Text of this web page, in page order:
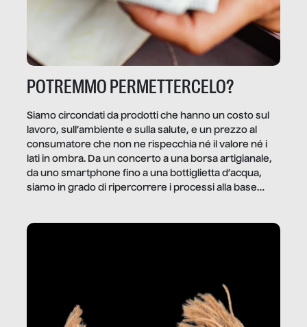
POTREMMO PERMETTERCELO?
Siamo circondati da prodotti che hanno un costo sul
lavoro, sull’ambiente e sulla salute, e un prezzo al
consumatore che non ne rispecchia né il valore né i
lati in ombra. Da un concerto a una borsa artigianale,
da uno smartphone fino a una bottiglietta d’acqua,
siamo in grado di ripercorrere i processi alla base
dietro gli oggetti e i servizi che fanno la nostra vita